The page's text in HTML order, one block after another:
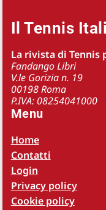
Il Tennis
La rivista di Tennis
Fandango Libri
V.le Gorizia n. 19
00198 Roma
P.IVA: 08254041000
Menu
Home
Contatti
Login
Privacy policy
Cookie policy